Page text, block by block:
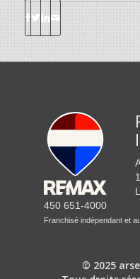
450 651-4000
Franchisé indépendant et
© 2025